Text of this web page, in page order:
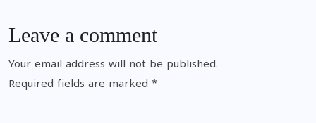
Leave a comment
Your email address will not be published.
Required fields are marked *